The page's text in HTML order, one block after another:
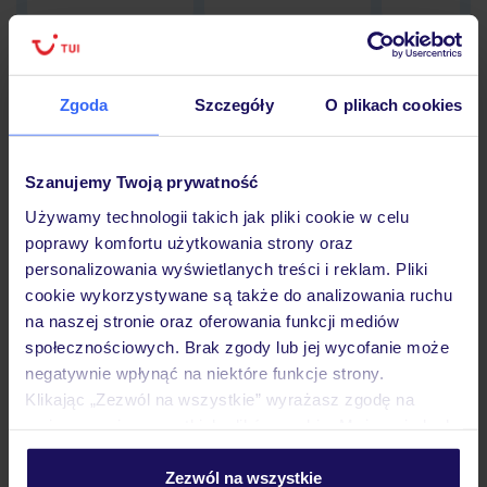
Zgoda Szczegóły O plikach cookies
Szanujemy Twoją prywatność
Używamy technologii takich jak pliki cookie w celu
poprawy komfortu użytkowania strony oraz
personalizowania wyświetlanych treści i reklam. Pliki
cookie wykorzystywane są także do analizowania ruchu
na naszej stronie oraz oferowania funkcji mediów
społecznościowych. Brak zgody lub jej wycofanie może
negatywnie wpłynąć na niektóre funkcje strony.
Klikając „Zezwól na wszystkie” wyrażasz zgodę na
personalizować swój wybór wchodząc w zakładkę
Zezwól na wszystkie
Hotel
Opinie
Pokoje
Wyżywienie
Atrakcje